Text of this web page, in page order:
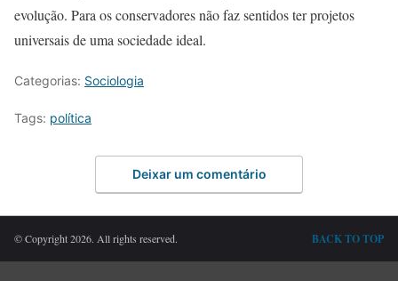
evolução. Para os conservadores não faz sentidos ter projetos
universais de uma sociedade ideal.
Categorias: Sociologia
Tags: política
Deixar um comentário
© Copyright 2026. All rights reserved. BACK TO TOP